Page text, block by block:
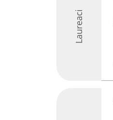
Laureaci